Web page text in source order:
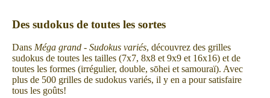
Des sudokus de toutes les sortes
Dans Méga grand - Sudokus variés, découvrez des grilles
sudokus de toutes les tailles (7x7, 8x8 et 9x9 et 16x16) et de
toutes les formes (irrégulier, double, sōhei et samouraï). Avec
plus de 500 grilles de sudokus variés, il y en a pour satisfaire
tous les goûts!